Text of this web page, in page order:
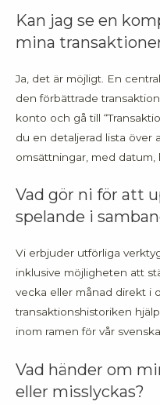
Kan jag se en
mina
Ja, det är möjligt. En
den förbättrade
konto och gå till
du en detaljerad lista över
omsättningar, med datum,
Vad gör ni för att
spelande i
Vi erbjuder utförliga
inklusive möjligheten att
vecka eller månad direkt i
transaktionshistoriken
inom ramen för vår
Vad händer om
eller misslyckas?